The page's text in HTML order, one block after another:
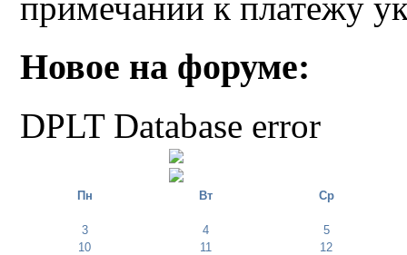
примечании к платежу
Новое на форуме:
DPLT Database error
Пн Вт Ср
3 4
5
10
11
12